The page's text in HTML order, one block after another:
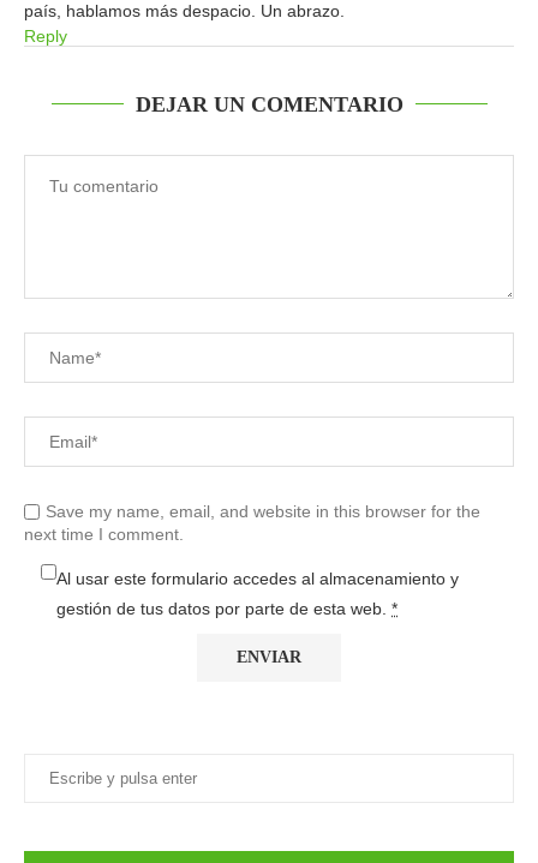
país, hablamos más despacio. Un abrazo.
Reply
DEJAR UN COMENTARIO
Save my name, email, and website in this browser for the
next time I comment.
Al usar este formulario accedes al almacenamiento y
gestión de tus datos por parte de esta web. *